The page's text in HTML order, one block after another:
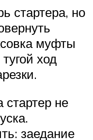
стартера, но
муфты
ход
стартер не
заедание